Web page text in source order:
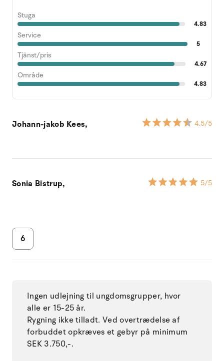
Stuga
4.83
Service
5
Tjänst/pris
4.67
Område
4.83
Johann-jakob Kees, 4.5/5
Sonia Bistrup, 5/5
6
Ingen udlejning til ungdomsgrupper, hvor
alle er 15-25 år.
Rygning ikke tilladt. Ved overtrædelse af
forbuddet opkræves et gebyr på minimum
SEK 3.750,-.